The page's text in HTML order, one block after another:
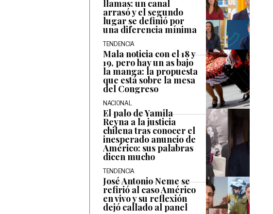
llamas: un canal
arrasó y el segundo
lugar se definió por
una diferencia mínima
TENDENCIA
Mala noticia con el 18 y
19, pero hay un as bajo
la manga: la propuesta
que está sobre la mesa
del Congreso
NACIONAL
El palo de Yamila
Reyna a la justicia
chilena tras conocer el
inesperado anuncio de
Américo: sus palabras
dicen mucho
TENDENCIA
José Antonio Neme se
refirió al caso Américo
en vivo y su reflexión
dejó callado al panel